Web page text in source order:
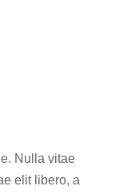
Nulla vitae
elit libero, a